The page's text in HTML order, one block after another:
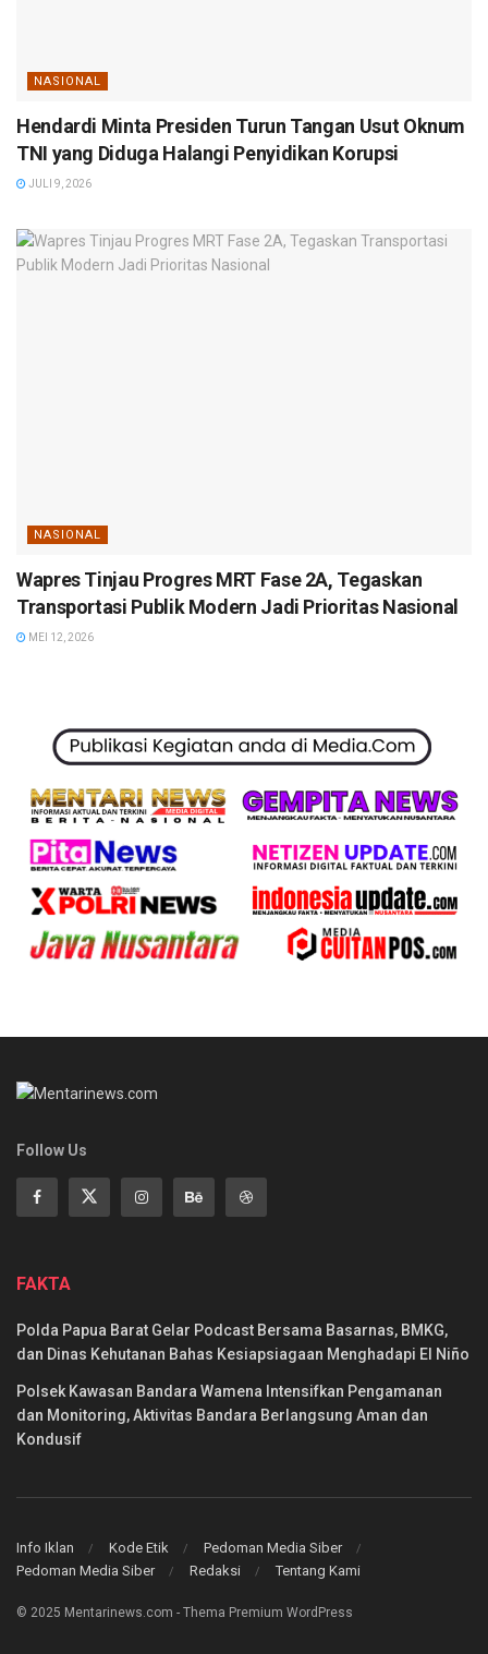
NASIONAL
Hendardi Minta Presiden Turun Tangan Usut Oknum
TNI yang Diduga Halangi Penyidikan Korupsi
JULI 9, 2026
NASIONAL
Wapres Tinjau Progres MRT Fase 2A, Tegaskan
Transportasi Publik Modern Jadi Prioritas Nasional
MEI 12, 2026
Follow Us
FAKTA
Polda Papua Barat Gelar Podcast Bersama Basarnas, BMKG,
dan Dinas Kehutanan Bahas Kesiapsiagaan Menghadapi El Niño
Polsek Kawasan Bandara Wamena Intensifkan Pengamanan
dan Monitoring, Aktivitas Bandara Berlangsung Aman dan
Kondusif
Info Iklan Kode Etik
Pedoman Media Siber
Pedoman Media Siber
Redaksi Tentang Kami
© 2025 Mentarinews.com - Thema Premium WordPress